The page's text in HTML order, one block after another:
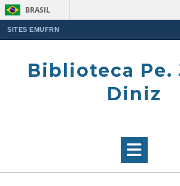
BRASIL
SITES EMUFRN
Biblioteca Pe.
Diniz